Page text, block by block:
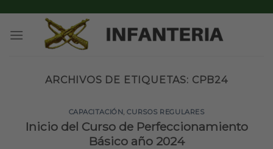
content
ARCHIVOS DE ETIQUETAS: CPB24
CAPACITACIÓN,CURSOS REGULARES
Inicio del Curso de Perfeccionamiento
Básico año 2024